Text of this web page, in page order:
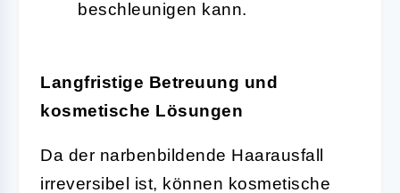
beschleunigen kann.
Langfristige Betreuung und
kosmetische Lösungen
Da der narbenbildende Haarausfall
irreversibel ist, können kosmetische